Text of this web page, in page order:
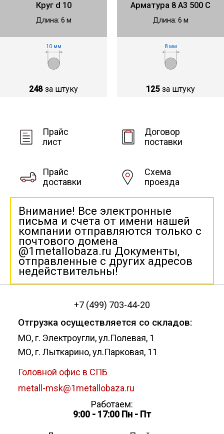
Круг d 10
Длина: 6 м
10 мм
248 за штуку
Арматура 8 А3 500 C
Длина: 6 м
8 мм
125 за штуку
Прайс
лист
Договор
поставки
Прайс
доставки
Схема
проезда
Внимание! Все электронные
письма и счета от имени нашей
компании отправляются только с
почтового домена
@1metallobaza.ru Документы,
отправленные с других адресов
недействительны!
+7 (499) 703-44-20
Отгрузка осуществляется со складов:
МО, г. Электроугли, ул.Полевая, 1
МО, г. Лыткарино, ул.Парковая, 11
Головной офис в СПБ
metall-msk@1metallobaza.ru
Работаем:
9:00 - 17:00 Пн - Пт